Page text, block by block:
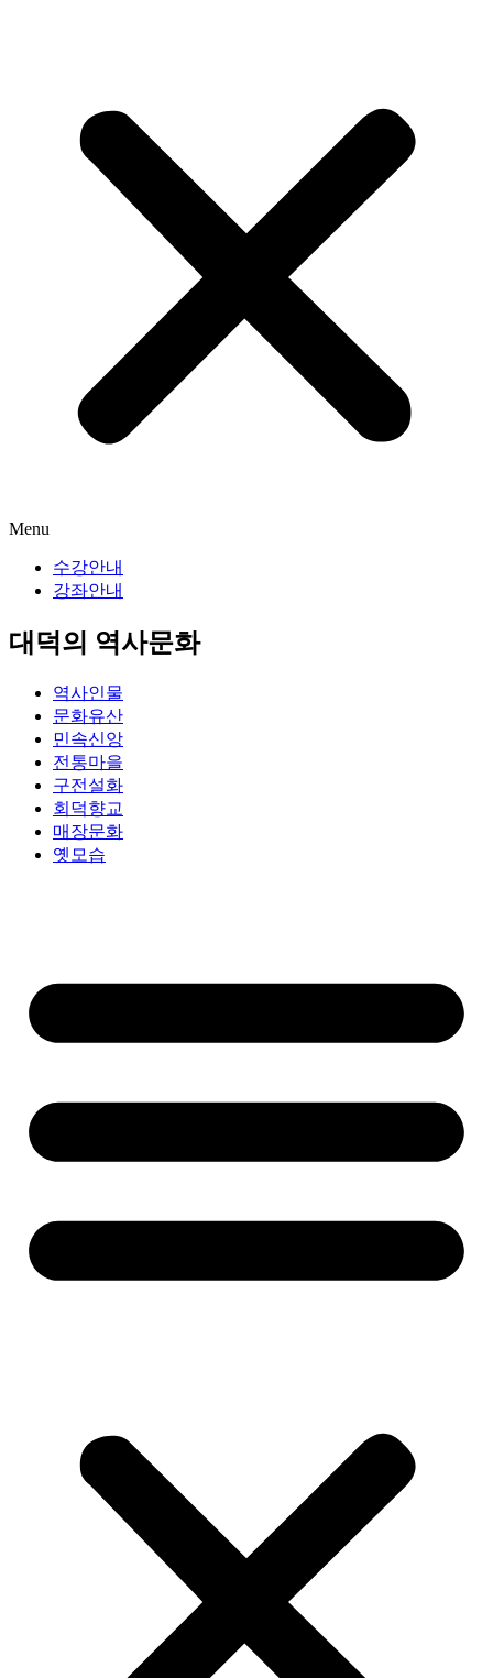
Menu
수강안내
강좌안내
대덕의 역사문화
역사인물
문화유산
민속신앙
전통마을
구전설화
회덕향교
매장문화
옛모습